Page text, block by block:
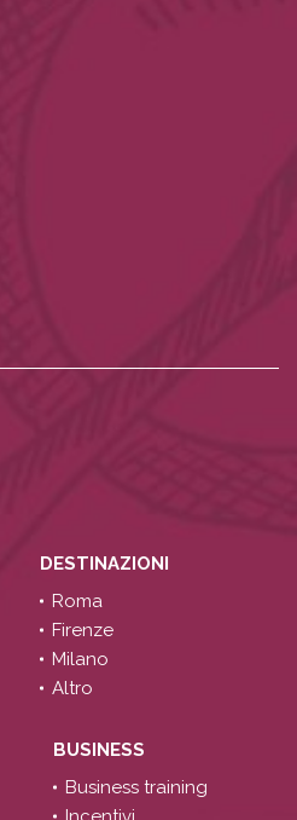
DESTINAZIONI
Roma
Firenze
Milano
Altro
BUSINESS
Business training